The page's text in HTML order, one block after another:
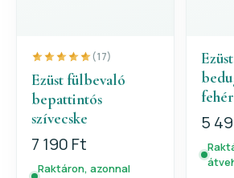
(17)
Ezüst fülbevaló
bepattintós
szívecske
7 190 Ft
Raktáron, azonnal
5